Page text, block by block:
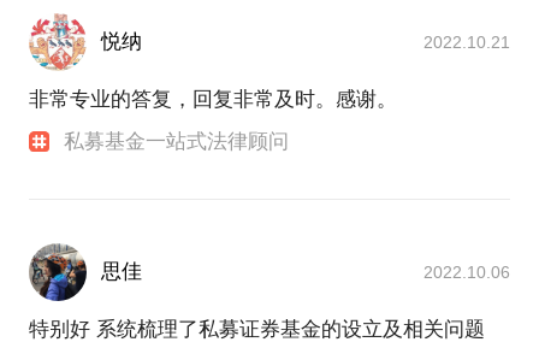
悦纳 2022.10.21
非常专业的答复，回复非常及时。感谢。
私募基金一站式法律顾问
思佳 2022.10.06
特别好 系统梳理了私募证券基金的设立及相关问题